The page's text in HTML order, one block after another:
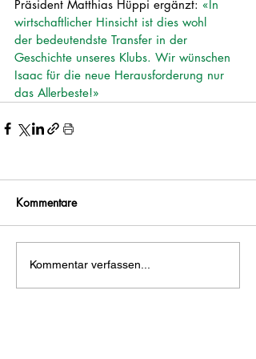
Präsident Matthias Hüppi ergänzt: «In
wirtschaftlicher Hinsicht ist dies wohl
der bedeutendste Transfer in der
Geschichte unseres Klubs. Wir wünschen
Isaac für die neue Herausforderung nur
das Allerbeste!»
Kommentare
Kommentar verfassen...